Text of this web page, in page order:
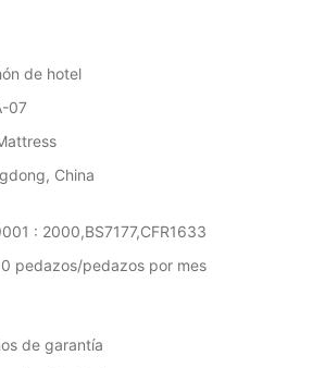
de hotel
07
China
: 2000,BS7177,CFR1633
pedazos/pedazos por mes
de garantía